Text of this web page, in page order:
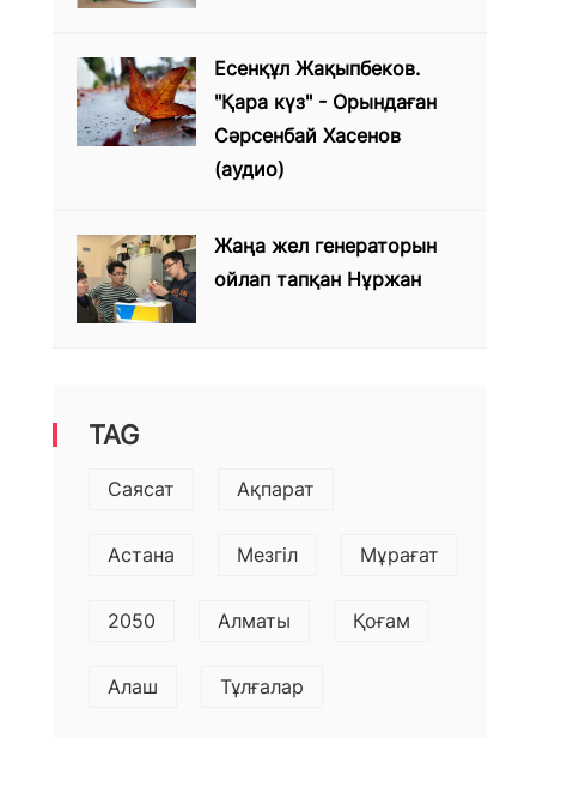
Есенқұл Жақыпбеков.
"Қара күз" - Орындаған
Сәрсенбай Хасенов
(аудио)
Жаңа жел генераторын
ойлап тапқан Нұржан
TAG
Саясат Ақпарат
Астана Мезгіл Мұрағат
2050 Алматы Қоғам
Алаш Тұлғалар